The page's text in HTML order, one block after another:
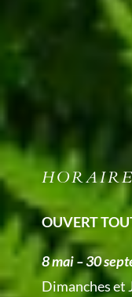
OUVERT
8 mai – 30
Dimanches et